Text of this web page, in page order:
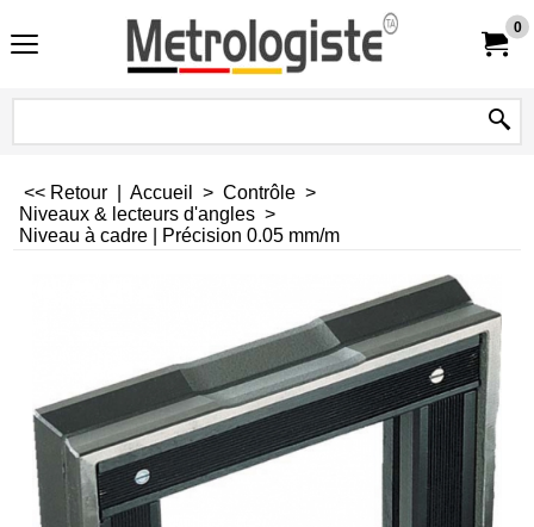
0
<< Retour Accueil > Contrôle >
Niveaux & lecteurs d'angles >
Niveau à cadre | Précision 0.05 mm/m